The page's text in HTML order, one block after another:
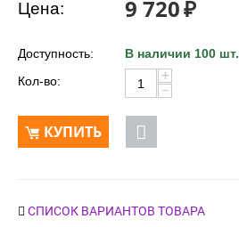
Цена: 9 720₽
Доступность:
В наличии 100 шт.
Кол-во:
+
−
КУПИТЬ
СПИСОК ВАРИАНТОВ ТОВАРА